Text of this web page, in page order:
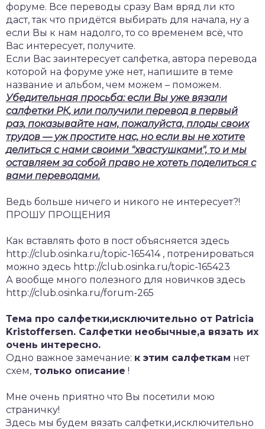
форуме. Все переводы сразу Вам вряд ли кто
даст, так что придётся выбирать для начала, ну а
если Вы к нам надолго, то со временем всё, что
Вас интересует, получите.
Если Вас заинтересует салфетка, автора перевода
которой на форуме уже нет, напишите в теме
название и альбом, чем можем – поможем.
Убедительная просьба: если Вы уже вязали
салфетки РК, или получили перевод в первый
раз, показывайте нам, пожалуйста, плоды своих
трудов — уж простите нас, но если вы не хотите
делиться с нами своими "хвастушками", то и мы
оставляем за собой право не хотеть поделиться с
вами переводами.
Ведь больше ничего и никого не интересует?!
ПРОШУ ПРОЩЕНИЯ
Как вставлять фото в пост объясняется здесь
http://club.osinka.ru/topic-165414 , потренироваться
можно здесь http://club.osinka.ru/topic-165423
А вообще много полезного для новичков здесь
http://club.osinka.ru/forum-265
Тема про салфетки,исключительно от Patricia
Kristoffersen. Салфетки необычные,а вязать их
очень интересно.
Одно важное замечание: к этим салфеткам нет
схем, только описание !
Мне очень приятно что Вы посетили мою
страничку!
Здесь мы будем вязать салфетки,исключительно